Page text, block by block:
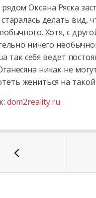
Оксана Ряска
старалась делать вид,
Хотя, с
ничего
так себя ведет
никак не
жениться на такой
dom2reality.ru